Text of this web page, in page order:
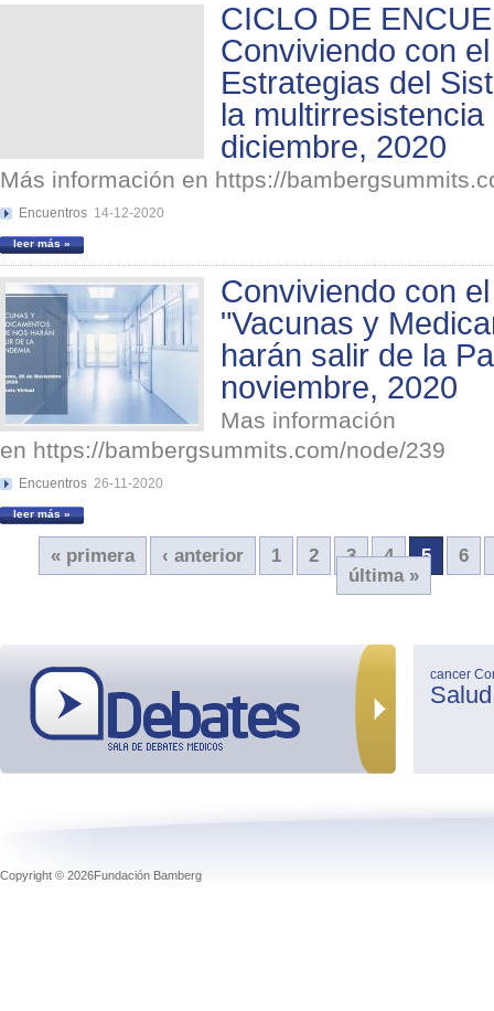
CICLO DE
Conviviendo con
Estrategias del
la
diciembre, 2020
Más información en https://
Encuentros 14-12-2020
leer más »
Conviviendo con
"Vacunas y
harán salir de la
noviembre, 2020
Mas información
en https://bambergsummits.com/node/239
Encuentros 26-11-2020
leer más »
« primera ‹ anterior 1 2 3 4 5
6
última »
cancer
Salud
Copyright © 2026Fundación Bamberg